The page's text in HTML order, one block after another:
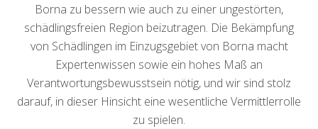
Borna zu bessern wie auch zu einer ungestörten,
schädlingsfreien Region beizutragen. Die Bekämpfung
von Schädlingen im Einzugsgebiet von Borna macht
Expertenwissen sowie ein hohes Maß an
Verantwortungsbewusstsein nötig, und wir sind stolz
darauf, in dieser Hinsicht eine wesentliche Vermittlerrolle
zu spielen.